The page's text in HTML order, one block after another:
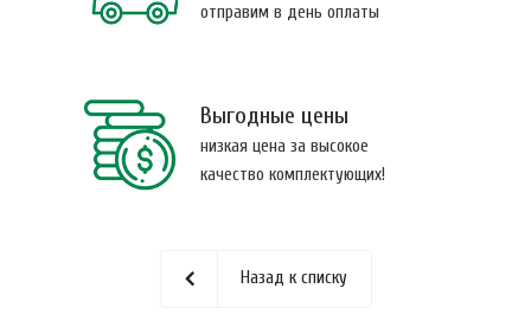
отправим в день оплаты
Выгодные цены
низкая цена за высокое
качество комплектующих!
Назад к списку